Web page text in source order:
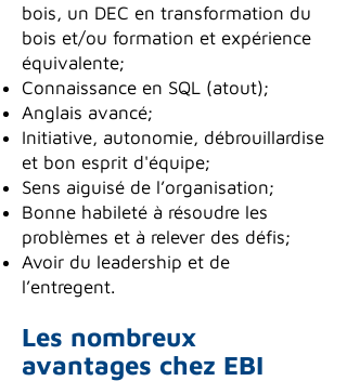
bois, un DEC en transformation du
bois et/ou formation et expérience
équivalente;
Connaissance en SQL (atout);
Anglais avancé;
Initiative, autonomie, débrouillardise
et bon esprit d'équipe;
Sens aiguisé de l’organisation;
Bonne habileté à résoudre les
problèmes et à relever des défis;
Avoir du leadership et de
l’entregent.
Les nombreux
avantages chez EBI